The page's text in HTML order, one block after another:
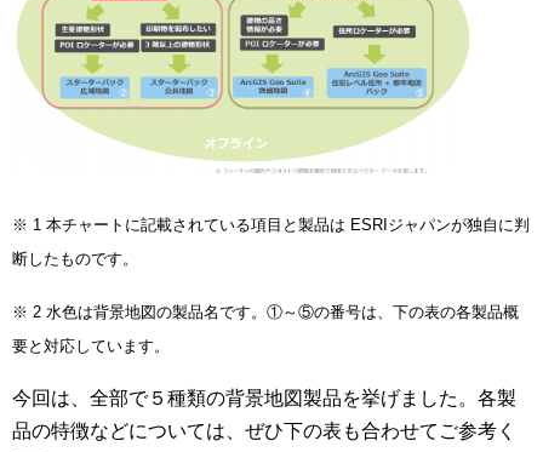
※ 1 本チャートに記載されている項目と製品は ESRIジャパンが独自に判
断したものです。
※ 2 水色は背景地図の製品名です。①～⑤の番号は、下の表の各製品概
要と対応しています。
今回は、全部で５種類の背景地図製品を挙げました。各製
品の特徴などについては、ぜひ下の表も合わせてご参考く